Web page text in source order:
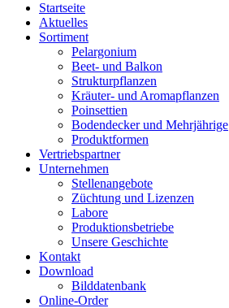
Startseite
Aktuelles
Sortiment
Pelargonium
Beet- und Balkon
Strukturpflanzen
Kräuter- und Aromapflanzen
Poinsettien
Bodendecker und Mehrjährige
Produktformen
Vertriebspartner
Unternehmen
Stellenangebote
Züchtung und Lizenzen
Labore
Produktionsbetriebe
Unsere Geschichte
Kontakt
Download
Bilddatenbank
Online-Order